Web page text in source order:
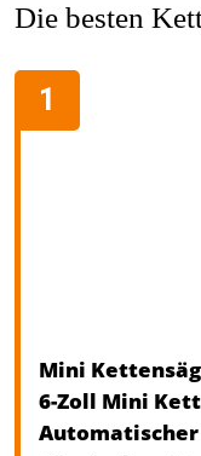
Die besten
Mini
6-Zoll Mini
Automatischer